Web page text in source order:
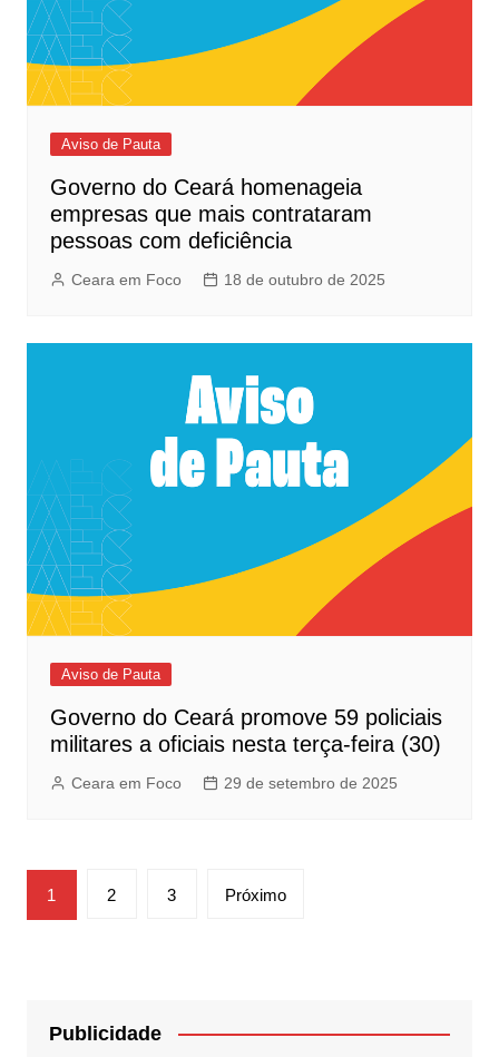
Aviso de Pauta
Governo do Ceará homenageia
empresas que mais contrataram
pessoas com deficiência
Ceara em Foco 18 de outubro de 2025
Aviso de Pauta
Governo do Ceará promove 59 policiais
militares a oficiais nesta terça-feira (30)
Ceara em Foco 29 de setembro de 2025
Paginação
de
1 2 3 Próximo
Publicidade